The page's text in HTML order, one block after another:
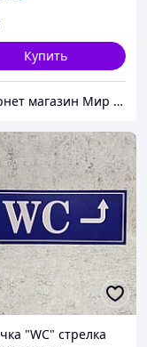
Купить
Интернет магазин Мир стендов. Товары из Украины
"WC" стрелка